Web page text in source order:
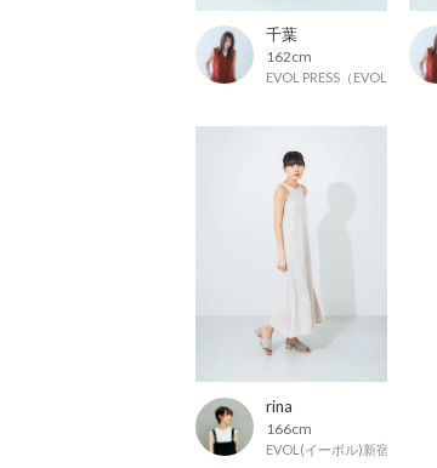
千葉
162cm
EVOL PRESS（EVOLプレス）
rina
166cm
EVOL(イーボル)新宿マルイ店